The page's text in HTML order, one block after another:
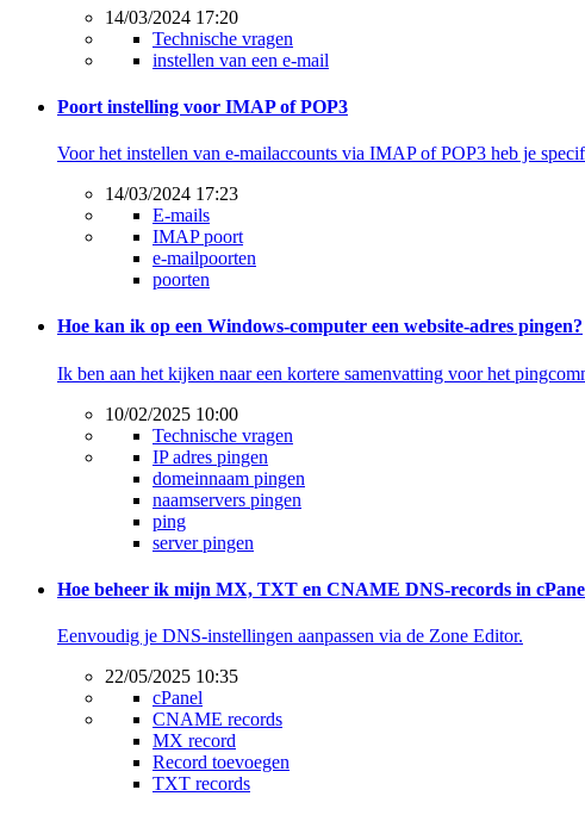
14/03/2024 17:20
Technische vragen
instellen van een e-mail
Poort instelling voor IMAP of POP3
Voor het instellen van e-mailaccounts via IMAP of POP3 heb je
14/03/2024 17:23
E-mails
IMAP poort
e-mailpoorten
poorten
Hoe kan ik op een Windows-computer een website-adres pingen?
Ik ben aan het kijken naar een kortere samenvatting voor het
10/02/2025 10:00
Technische vragen
IP adres pingen
domeinnaam pingen
naamservers pingen
ping
server pingen
Hoe beheer ik mijn MX, TXT en CNAME DNS-records in
Eenvoudig je DNS-instellingen aanpassen via de Zone Editor.
22/05/2025 10:35
cPanel
CNAME records
MX record
Record toevoegen
TXT records